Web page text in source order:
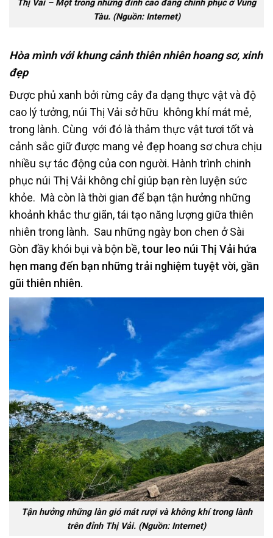
Thị Vải – Một trong những đỉnh cao đáng chinh phục ở Vũng
Tàu. (Nguồn: Internet)
Hòa mình với khung cảnh thiên nhiên hoang sơ, xinh
đẹp
Được phủ xanh bởi rừng cây đa dạng thực vật và độ
cao lý tưởng, núi Thị Vải sở hữu không khí mát mẻ,
trong lành. Cùng với đó là thảm thực vật tươi tốt và
cảnh sắc giữ được mang vẻ đẹp hoang sơ chưa chịu
nhiều sự tác động của con người. Hành trình chinh
phục núi Thị Vải không chỉ giúp bạn rèn luyện sức
khỏe. Mà còn là thời gian để bạn tận hưởng những
khoảnh khắc thư giãn, tái tạo năng lượng giữa thiên
nhiên trong lành. Sau những ngày bon chen ởSài
Gòn đầy khói bụi và bộn bề,tour leo núi Thị Vải hứa
hẹn mang đến bạn những trải nghiệm tuyệt vời, gần
gũi thiên nhiên.
Tận hưởng những làn gió mát rượi và không khí trong lành
trên đỉnh Thị Vải. (Nguồn: Internet)